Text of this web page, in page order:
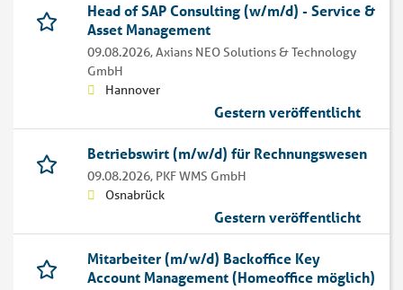
Head of SAP Consulting (w/m/d) - Service &
Asset Management
09.08.2026,Axians NEO Solutions & Technology
GmbH
Hannover
Gestern veröffentlicht
Betriebswirt (m/w/d) für Rechnungswesen
09.08.2026, PKF WMS GmbH
Osnabrück
Gestern veröffentlicht
Mitarbeiter (m/w/d) Backoffice Key
Account Management (Homeoffice möglich)